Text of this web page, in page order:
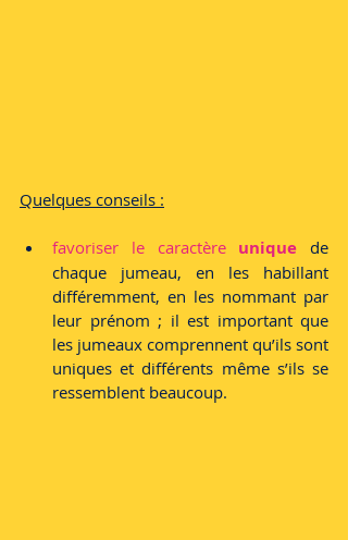
Quelques conseils :
favoriser le caractère unique de
chaque jumeau, en les habillant
différemment, en les nommant par
leur prénom ; il est important que
les jumeaux comprennent qu’ils sont
uniques et différents même s’ils se
ressemblent beaucoup.